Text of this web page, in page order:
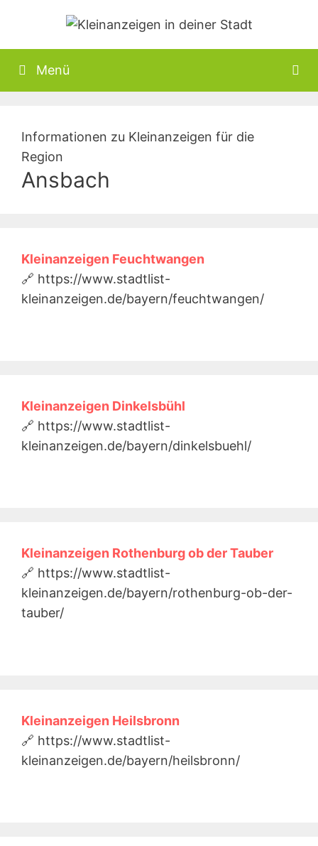
springen
Menü
Informationen zu Kleinanzeigen für die
Region
Ansbach
Kleinanzeigen Feuchtwangen
🔗 https://www.stadtlist-
kleinanzeigen.de/bayern/feuchtwangen/
Kleinanzeigen Dinkelsbühl
🔗 https://www.stadtlist-
kleinanzeigen.de/bayern/dinkelsbuehl/
Kleinanzeigen Rothenburg ob der Tauber
🔗 https://www.stadtlist-
kleinanzeigen.de/bayern/rothenburg-ob-der-
tauber/
Kleinanzeigen Heilsbronn
🔗 https://www.stadtlist-
kleinanzeigen.de/bayern/heilsbronn/